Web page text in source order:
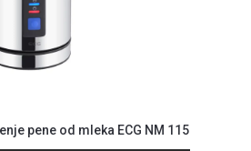
pene od mleka ECG NM 115